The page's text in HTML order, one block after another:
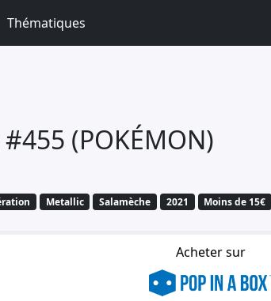
Thématiques
#455 (POKÉMON)
Metallic Salamèche 2021 Moins de 15€
Acheter sur